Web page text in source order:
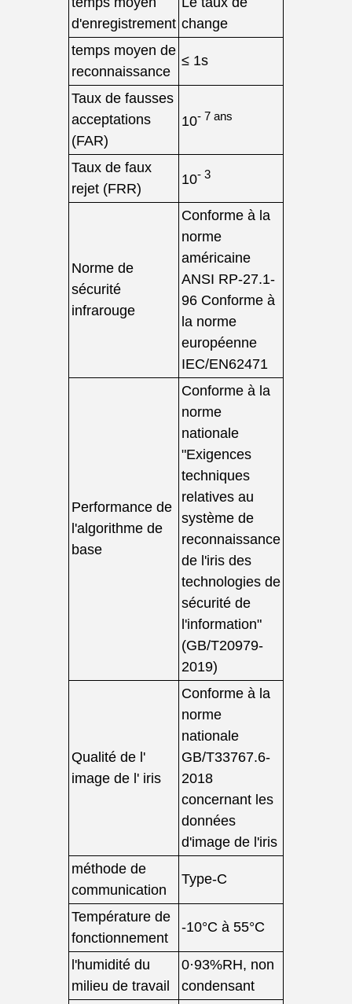
d'enregistrement change
temps moyen de
reconnaissance
≤ 1s
Taux de fausses
acceptations
(FAR)
10- 7 ans
Taux de faux
rejet (FRR)
10- 3
Norme de
sécurité
infrarouge
Conforme à la
norme
américaine
ANSI RP-27.1-
96 Conforme à
la norme
européenne
IEC/EN62471
Performance de
l'algorithme de
base
Conforme à la
norme
nationale
"Exigences
techniques
relatives au
système de
reconnaissance
de l'iris des
technologies de
sécurité de
l'information"
(GB/T20979-
2019)
Qualité de l'
image de l' iris
Conforme à la
norme
nationale
GB/T33767.6-
2018
concernant les
données
d'image de l'iris
méthode de
communication
Type-C
Température de
fonctionnement
-10°C à 55°C
l'humidité du
milieu de travail
0·93%RH, non
condensant